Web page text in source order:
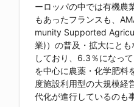
ーロッパの中では有機農
もあったフランスも、
munity Supported
業)）の普及・拡大にと
しており、6.3％になっ
を中心に農薬・化学肥料
度施設利用型の大規模経
代化が進行しているのも